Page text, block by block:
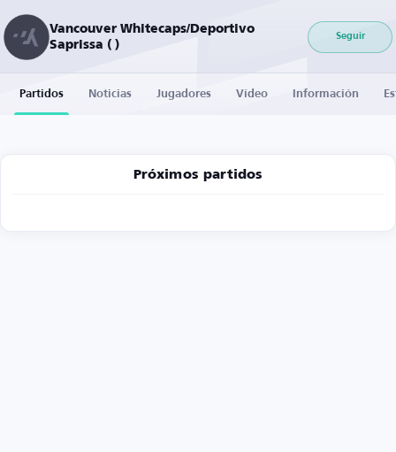
Vancouver Whitecaps/Deportivo
Saprissa ( )
Seguir
Partidos Noticias Jugadores Vídeo Información
Próximos partidos